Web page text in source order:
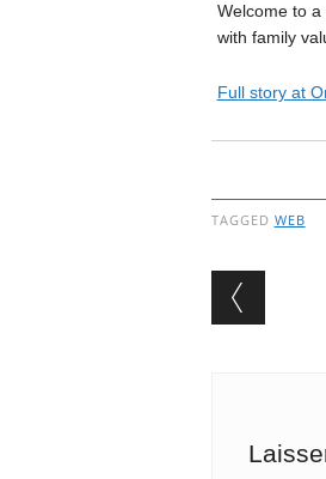
Welcome to
with family
Full story at
TAGGED WEB
Post